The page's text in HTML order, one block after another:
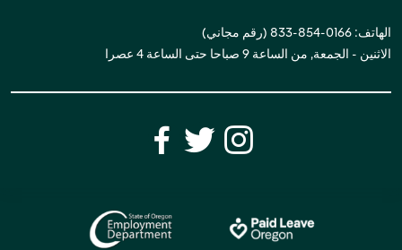
الهاتف: 0166-854-833 (رقم مجاني)
الاثنين - الجمعة, من الساعة 9 صباحا حتى الساعة 4 عصرا